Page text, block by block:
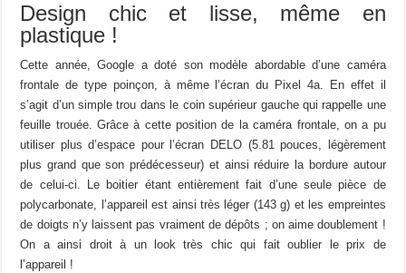
Design chic et lisse, même en
plastique !
Cette année, Google a doté son modèle abordable d’une caméra
frontale de type poinçon, à même l’écran du Pixel 4a. En effet il
s’agit d’un simple trou dans le coin supérieur gauche qui rappelle une
feuille trouée. Grâce à cette position de la caméra frontale, on a pu
utiliser plus d’espace pour l’écran DELO (5.81 pouces, légèrement
plus grand que son prédécesseur) et ainsi réduire la bordure autour
de celui-ci. Le boitier étant entièrement fait d’une seule pièce de
polycarbonate, l’appareil est ainsi très léger (143 g) et les empreintes
de doigts n’y laissent pas vraiment de dépôts ; on aime doublement !
On a ainsi droit à un look très chic qui fait oublier le prix de
l’appareil !